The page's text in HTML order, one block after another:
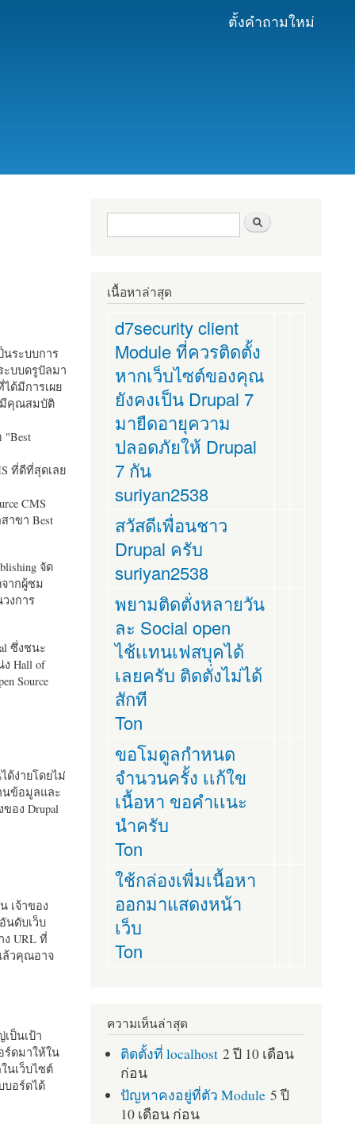
ตั้งคำถามใหม่
นระบบการ
ะบบดรูปัลมา
ด้มีการเผย
มีคุณสมบัติ
"Best
ที่ดีที่สุดเลย
CMS
าขา Best
จัด
ากผู้ชม
งการ
ซึ่งชนะ
Hall of
Source
ด้ง่ายโดยไม่
นข้อมูลและ
อง Drupal
เจ้าของ
นดับเว็บ
URL ที่
ล้วคุณอาจ
ป็นเป้า
ร์ดมาให้ใน
นเว็บไซต์
บอร์ดได้
ฟอร์มค้นหา
เนื้อหาล่าสุด
d7security client
Module ที่ควรติดตั้ง
หากเว็บไซต์ของคุณ
ยังคงเป็น Drupal 7
มายืดอายุความ
ปลอดภัยให้ Drupal
7 กัน
suriyan2538
สวัสดีเพื่อนชาว
Drupal ครับ
suriyan2538
พยามติดตั่งหลายวัน
ละ Social open
ไช้เเทนเฟสบุคได้
เลยครับ ติดตั่งไม่ได้
สักที
Ton
ขอโมดูลกำหนด
จำนวนครั้ง เเก้ใข
เนื้อหา ขอคำเเนะ
นำครับ
Ton
ใช้กล่องเพื่มเนื้อหา
ออกมาแสดงหน้า
เว็บ
Ton
ความเห็นล่าสุด
ติดตั้งที่ localhost 2 ปี 10 เดือน
ก่อน
ปัญหาคงอยู่ที่ตัว Module 5 ปี
10 เดือน ก่อน